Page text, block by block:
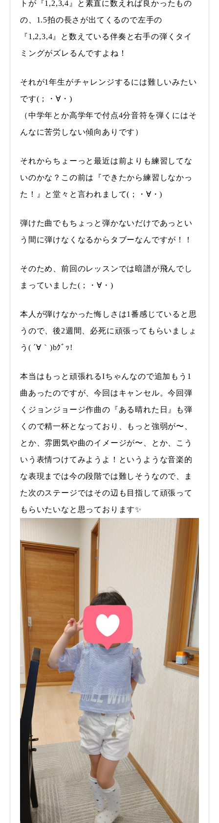
トが『1,2,3,4』と素直に数えれば良かったもの
の、1.5拍の長さが出てくるので左手の
『1,2,3,4』と数えている伴奏と右手の弾くタイ
ミングがズレるんですよね！
それが1年生がチャレンジするには難しいみたい
です(；・∀・)
（中学年とか高学年で付点4分音符を弾くにはそ
んなに苦労しない傾向ありです）
それからちょーっと最近は前よりも練習してな
いのかな？この前は『できたから練習しなかっ
た！』と堂々と言われまして(；・∀・)
弾けた曲でもちょっと弾かないだけであっとい
う間に弾けなくなるからタブーなんですが！！
そのため、前回のレッスンでは暗譜が飛んでし
まっていました(；・∀・)
本人が弾けなかった悔しさは1番感じていると思
うので、後2週間、必死に頑張ってもらいましょ
う( ´∀｀)bｸﾞｯ!
本当はもっと頑張れるIちゃんなので追加もう1
曲あったのですが、今回はキャンセル。今回弾
くジョンジョージ作曲の『ある晴れた日』も弾
くので精一杯となっており、もっと強弱が〜、
とか、雰囲気や曲のイメージが〜、とか、こう
いう表情つけてみようよ！というような音楽的
な表現までは今の段階では難しそうなので、ま
た次のステージではその辺も目指して頑張って
もらいたいなと思っております✨